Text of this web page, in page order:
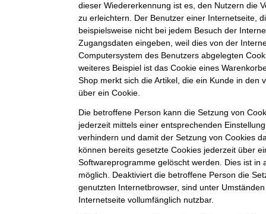
dieser Wiedererkennung ist es, den Nutzern die
zu erleichtern. Der Benutzer einer Internetseite,
beispielsweise nicht bei jedem Besuch der
Zugangsdaten eingeben, weil dies von der
Computersystem des Benutzers abgelegten
weiteres Beispiel ist das Cookie eines
Shop merkt sich die Artikel, die ein Kunde in den
über ein Cookie.
Die betroffene Person kann die Setzung von
jederzeit mittels einer entsprechenden
verhindern und damit der Setzung von Cookies
können bereits gesetzte Cookies jederzeit über
Softwareprogramme gelöscht werden. Dies ist in
möglich. Deaktiviert die betroffene Person die
genutzten Internetbrowser, sind unter
Internetseite vollumfänglich nutzbar.